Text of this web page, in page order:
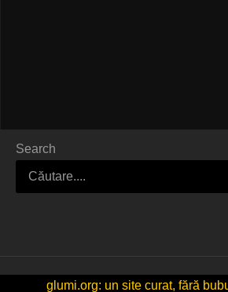
Search
glumi.org: un site curat, fără